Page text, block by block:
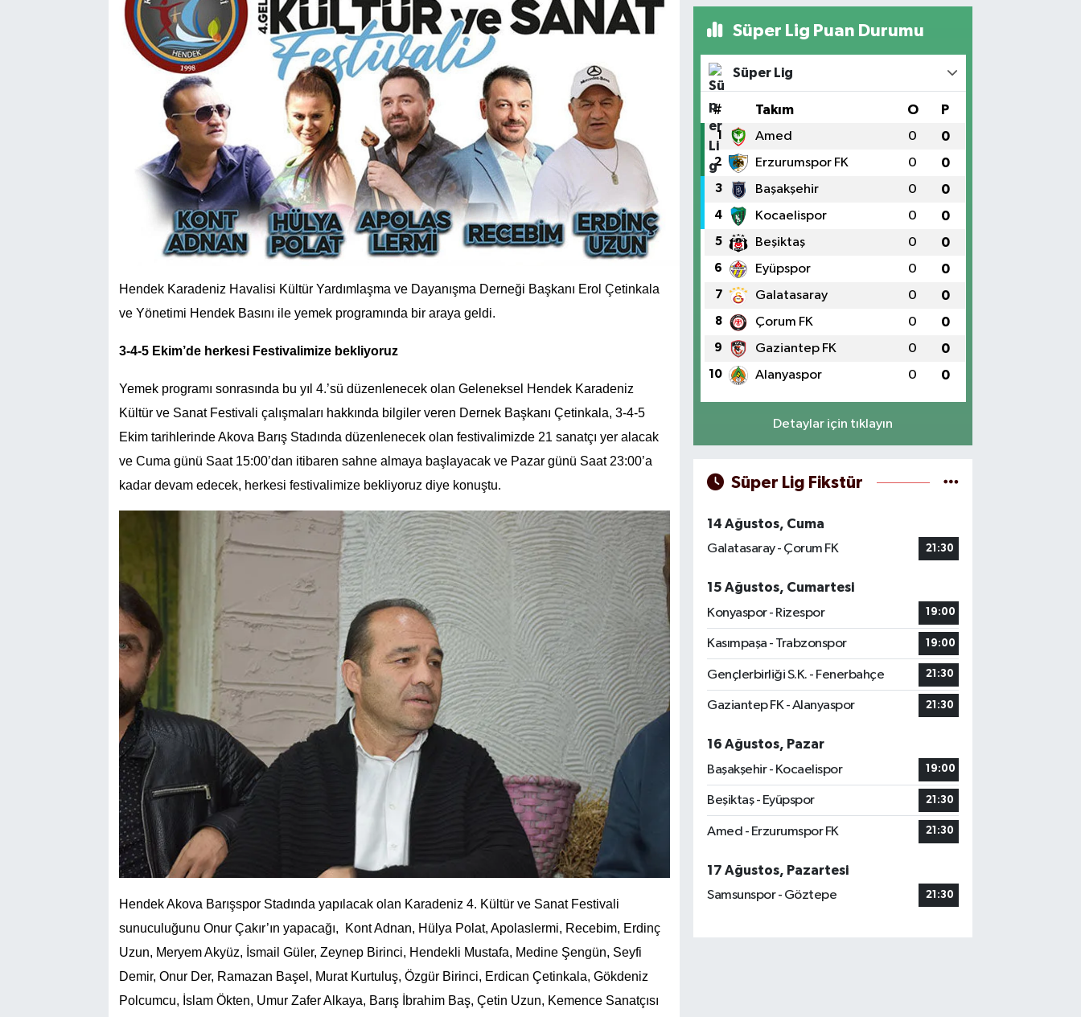
Hendek Karadeniz Havalisi Kültür Yardımlaşma ve Dayanışma Derneği Başkanı Erol Çetinkala
ve Yönetimi Hendek Basını ile yemek programında bir araya geldi.
3-4-5 Ekim’de herkesi Festivalimize bekliyoruz
Yemek programı sonrasında bu yıl 4.’sü düzenlenecek olan Geleneksel Hendek Karadeniz
Kültür ve Sanat Festivali çalışmaları hakkında bilgiler veren Dernek Başkanı Çetinkala, 3-4-5
Ekim tarihlerinde Akova Barış Stadında düzenlenecek olan festivalimizde 21 sanatçı yer alacak
ve Cuma günü Saat 15:00’dan itibaren sahne almaya başlayacak ve Pazar günü Saat 23:00’a
kadar devam edecek, herkesi festivalimize bekliyoruz diye konuştu.
Hendek Akova Barışspor Stadında yapılacak olan Karadeniz 4. Kültür ve Sanat Festivali
sunuculuğunu Onur Çakır’ın yapacağı, Kont Adnan, Hülya Polat, Apolaslermi, Recebim, Erdinç
Uzun, Meryem Akyüz, İsmail Güler, Zeynep Birinci, Hendekli Mustafa, Medine Şengün, Seyfi
Demir, Onur Der, Ramazan Başel, Murat Kurtuluş, Özgür Birinci, Erdican Çetinkala, Gökdeniz
Polcumcu, İslam Ökten, Umur Zafer Alkaya, Barış İbrahim Baş, Çetin Uzun, Kemence Sanatçısı
Süper Lig Puan Durumu
Süper Lig
# Takım O P
1 Amed 0 0
2 Erzurumspor FK 0 0
3 Başakşehir 0 0
4 Kocaelispor 0 0
5 Beşiktaş 0 0
6 Eyüpspor 0 0
7 Galatasaray 0 0
8 Çorum FK 0 0
9 Gaziantep FK 0 0
10 Alanyaspor 0 0
Detaylar için tıklayın
Süper Lig Fikstür
14 Ağustos, Cuma
Galatasaray - Çorum FK
21:30
15 Ağustos, Cumartesi
Konyaspor - Rizespor
19:00
Kasımpaşa - Trabzonspor 19:00
Gençlerbirliği S.K. - Fenerbahçe 21:30
Gaziantep FK - Alanyaspor 21:30
16 Ağustos, Pazar
Başakşehir - Kocaelispor
19:00
Beşiktaş - Eyüpspor 21:30
Amed - Erzurumspor FK 21:30
17 Ağustos, Pazartesi
Samsunspor - Göztepe
21:30